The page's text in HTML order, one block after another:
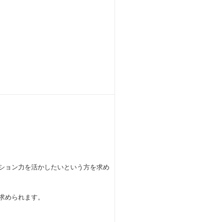
ョン力を活かしたいという方を求め
られます。